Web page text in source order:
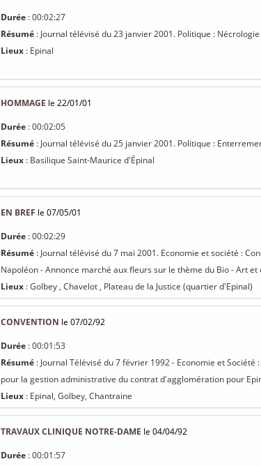
Durée : 00:02:27
Résumé : Journal télévisé du 23 janvier 2001. Politique :
Lieux : Epinal
HOMMAGE le 22/01/01
Durée : 00:02:05
Résumé : Journal télévisé du 25 janvier 2001. Politique :
Lieux : Basilique Saint-Maurice d'Épinal
EN BREF le 07/05/01
Durée : 00:02:29
Résumé : Journal télévisé du 7 mai 2001. Economie et société :
Napoléon - Annonce marché aux fleurs sur le thème du Bio - Art et
Lieux : Golbey , Chavelot , Plateau de la Justice (quartier d'Epinal)
CONVENTION le 07/02/92
Durée : 00:01:53
Résumé : Journal Télévisé du 7 février 1992 - Economie et
pour la gestion administrative du contrat d'agglomération pour
Lieux : Epinal, Golbey, Chantraine
TRAVAUX CLINIQUE NOTRE-DAME le 04/04/92
Durée : 00:01:57